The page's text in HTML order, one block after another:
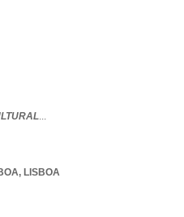
...
, LISBOA